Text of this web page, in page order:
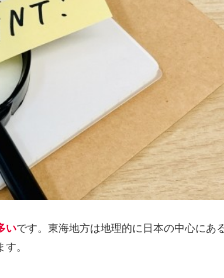
いです。東海地方は地理的に日本の中心にあ
。